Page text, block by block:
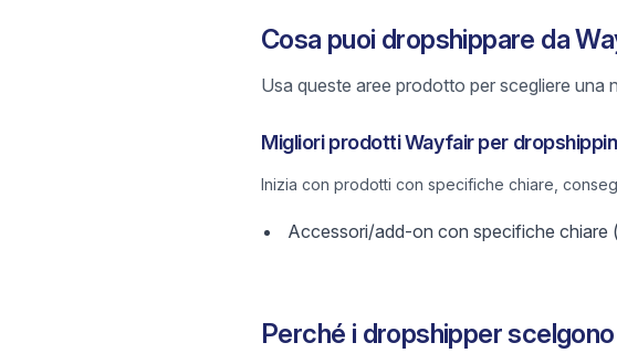
Cosa puoi dropshippare da
Usa queste aree prodotto per scegliere una
Migliori prodotti Wayfair per
Inizia con prodotti con specifiche chiare,
Accessori/add-on con specifiche chiare
Perché i dropshipper